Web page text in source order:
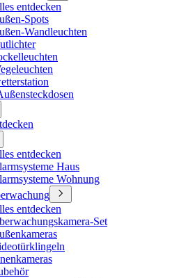
entdecken
Spots
Wandleuchten
entdecken
Haus
Wohnung
entdecken
Set